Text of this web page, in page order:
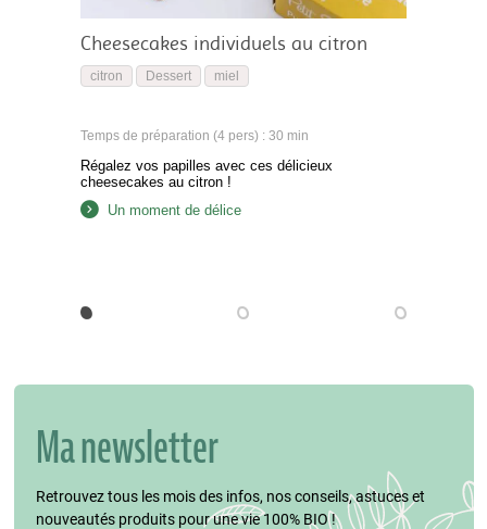
Cheesecakes individuels au citron
citron Dessert miel
Temps de préparation (4 pers) : 30 min
Régalez vos papilles avec ces délicieux
cheesecakes au citron !
Un moment de délice
Ma newsletter
Retrouvez tous les mois des infos, nos conseils, astuces et
nouveautés produits pour une vie 100% BIO !